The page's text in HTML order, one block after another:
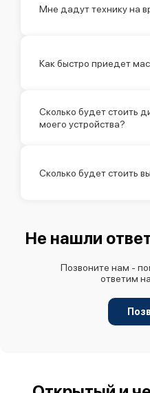
Мне дадут технику на
Как быстро приедет
Сколько будет стоить
моего устройства?
Сколько будет стоить
Не нашли
Позвоните нам -
ответим